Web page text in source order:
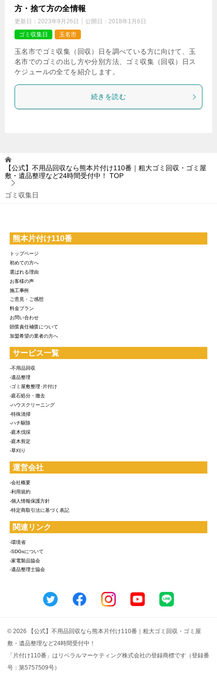
方・捨て方の全情報
更新日： 2023年9月26日 公開日： 2018年1月6日
ゴミ収集日
玉名市
玉名市でゴミ収集（回収）日を調べている方に向けて、玉
名市でのゴミの出し方や分別方法、ゴミ収集（回収）日ス
ケジュールの全てを紹介します。
続きを読む
【公式】不用品回収なら熊本片付け110番｜粗大ゴミ回収・ゴミ屋
敷・遺品整理など24時間受付中！
TOP
ゴミ収集日
熊本片付け110番
トップページ
初めての方へ
選ばれる理由
お客様の声
施工事例
ご意見・ご感想
料金プラン
お問い合わせ
賠償責任補償について
加盟希望の業者の方へ
サービス一覧
-不用品回収
-遺品整理
-ゴミ屋敷整理･片付け
-庭石処分・撤去
-ハウスクリーニング
-特殊清掃
-ハチ駆除
-庭木伐採
-庭木剪定
-草刈り
運営会社
-会社概要
-利用規約
-個人情報保護方針
-特定商取引法に基づく表記
関連リンク
-環境省
-SDGsについて
-家電製品協会
-遺品整理士協会
© 2026 【公式】不用品回収なら熊本片付け110番｜粗大ゴミ回収・ゴミ屋
敷・遺品整理など24時間受付中！
「片付け110番」はリベラルマーケティング株式会社の登録商標です（登録番
号：第5757509号）